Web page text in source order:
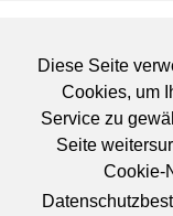
Diese Seite
Cookies, um
Service zu
Seite
Cookie-
BRUTTO
PREISE